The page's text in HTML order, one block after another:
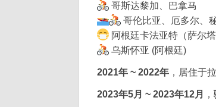
哥斯达黎加、巴拿马
哥伦比亚、厄多尔、
阿根廷卡法亚特（萨尔塔
乌斯怀亚 (阿根廷)
2021年 ~ 2022年 ，居住于
2023年5月 ~ 2023年12月 ，